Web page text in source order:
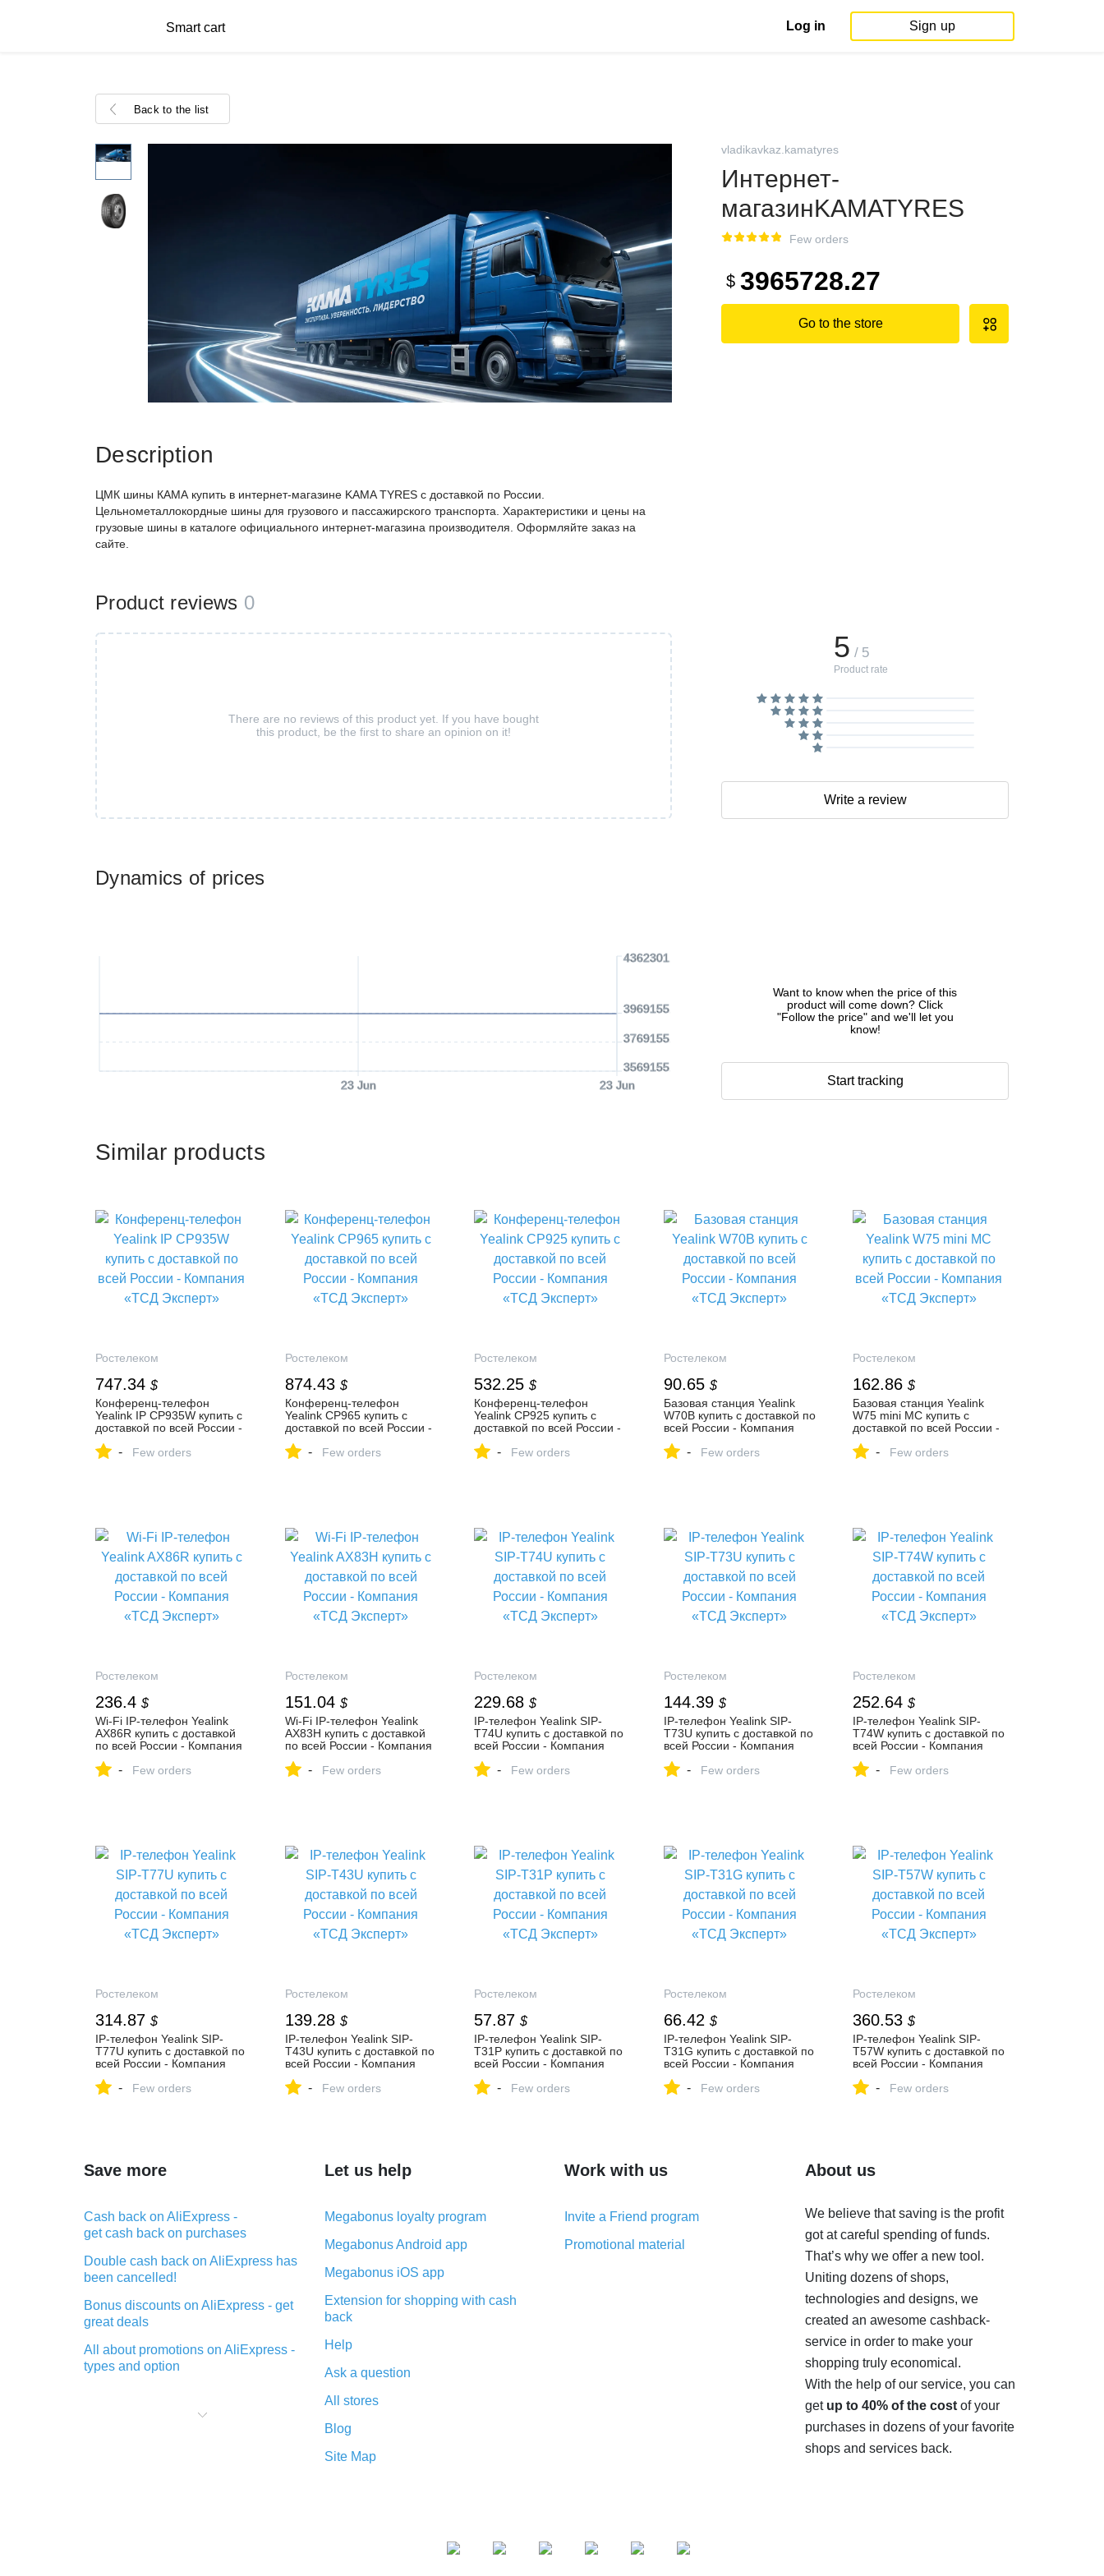
Smart cart Log in Sign up
Back to the list
vladikavkaz.kamatyres
Интернет-
магазинKAMATYRES
Few orders
$ 3965728.27
Go to the store
Dynamics of prices
23 Jun 23 Jun
3569155.44 USD
3769155.44 USD
3969155.44 USD
4362301.1 USD
Want to know when the price of this
product will come down? Click
"Follow the price" and we'll let you
know!
Start tracking
Description
ЦМК шины КАМА купить в интернет-магазине KAMA TYRES c доставкой по России.
Цельнометаллокордные шины для грузового и пассажирского транспорта. Характеристики и цены на
грузовые шины в каталоге официального интернет-магазина производителя. Оформляйте заказ на
сайте.
Product reviews 0
There are no reviews of this product yet. If you have bought
this product, be the first to share an opinion on it!
5 / 5
Product rate
Write a review
Similar products
Ростелеком
747.34 $
Конференц-телефон
Yealink IP CP935W купить с
доставкой по всей России -
- Few orders
Ростелеком
874.43 $
Конференц-телефон
Yealink CP965 купить с
доставкой по всей России -
- Few orders
Ростелеком
532.25 $
Конференц-телефон
Yealink CP925 купить с
доставкой по всей России -
- Few orders
Ростелеком
90.65 $
Базовая станция Yealink
W70B купить с доставкой по
всей России - Компания
- Few orders
Ростелеком
162.86 $
Базовая станция Yealink
W75 mini MC купить с
доставкой по всей России -
- Few orders
Ростелеком
236.4 $
Wi-Fi IP-телефон Yealink
AX86R купить с доставкой
по всей России - Компания
- Few orders
Ростелеком
151.04 $
Wi-Fi IP-телефон Yealink
AX83H купить с доставкой
по всей России - Компания
- Few orders
Ростелеком
229.68 $
IP-телефон Yealink SIP-
T74U купить с доставкой по
всей России - Компания
- Few orders
Ростелеком
144.39 $
IP-телефон Yealink SIP-
T73U купить с доставкой по
всей России - Компания
- Few orders
Ростелеком
252.64 $
IP-телефон Yealink SIP-
T74W купить с доставкой по
всей России - Компания
- Few orders
Ростелеком
314.87 $
IP-телефон Yealink SIP-
T77U купить с доставкой по
всей России - Компания
- Few orders
Ростелеком
139.28 $
IP-телефон Yealink SIP-
T43U купить с доставкой по
всей России - Компания
- Few orders
Ростелеком
57.87 $
IP-телефон Yealink SIP-
T31P купить с доставкой по
всей России - Компания
- Few orders
Ростелеком
66.42 $
IP-телефон Yealink SIP-
T31G купить с доставкой по
всей России - Компания
- Few orders
Ростелеком
360.53 $
IP-телефон Yealink SIP-
T57W купить с доставкой по
всей России - Компания
- Few orders
Save more
Cash back on AliExpress -
get cash back on purchases
Double cash back on AliExpress has
been cancelled!
Bonus discounts on AliExpress - get
great deals
All about promotions on AliExpress -
types and option
purchases on AliExpress - short and
Let us help
Megabonus loyalty program
Megabonus Android app
Megabonus iOS app
Extension for shopping with cash
back
Help
Ask a question
All stores
Blog
Site Map
Work with us
Invite a Friend program
Promotional material
About us
We believe that saving is the profit
got at careful spending of funds.
That’s why we offer a new tool.
Uniting dozens of shops,
technologies and designs, we
created an awesome cashback-
service in order to make your
shopping truly economical.
With the help of our service, you can
get up to 40% of the costof your
purchases in dozens of your favorite
shops and services back.